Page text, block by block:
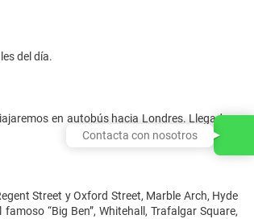
del día.
en autobús hacia Londres. Llegada y
Street y Oxford Street, Marble Arch, Hyde
“Big Ben”, Whitehall, Trafalgar Square,
Contacta con nosotros